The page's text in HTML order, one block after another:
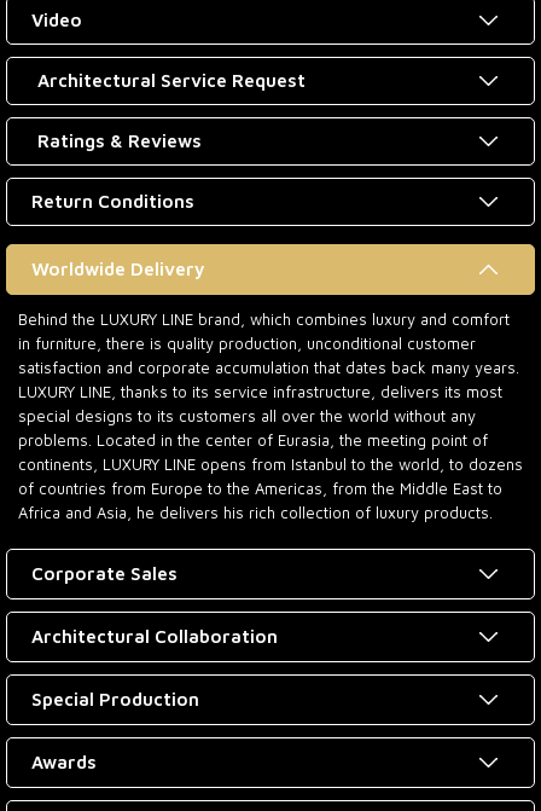
Video
Architectural Service Request
Ratings & Reviews
Return Conditions
Worldwide Delivery
Behind the LUXURY LINE brand, which combines luxury and comfort
in furniture, there is quality production, unconditional customer
satisfaction and corporate accumulation that dates back many years.
LUXURY LINE, thanks to its service infrastructure, delivers its most
special designs to its customers all over the world without any
problems. Located in the center of Eurasia, the meeting point of
continents, LUXURY LINE opens from Istanbul to the world, to dozens
of countries from Europe to the Americas, from the Middle East to
Africa and Asia, he delivers his rich collection of luxury products.
Corporate Sales
Architectural Collaboration
Special Production
Awards